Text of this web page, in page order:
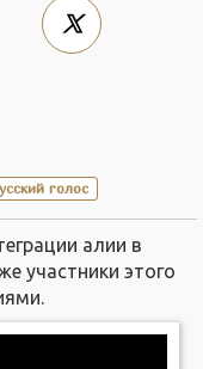
голос
алии в
участники этого